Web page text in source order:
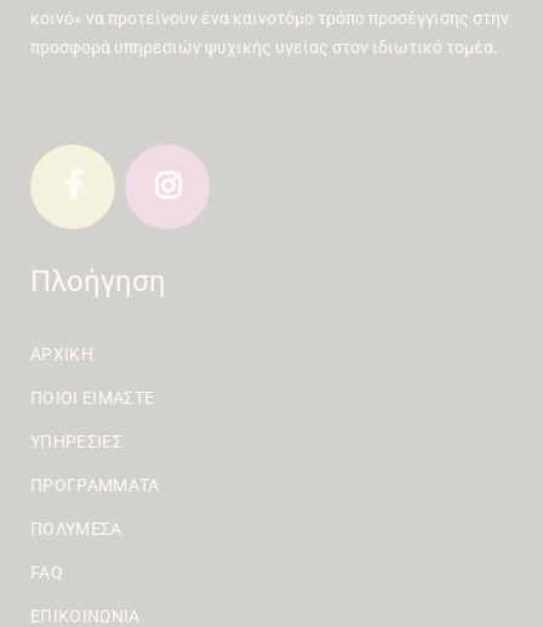
κοινό» να προτείνουν ένα καινοτόμο τρόπο προσέγγισης στην
προσφορά υπηρεσιών ψυχικής υγείας στον ιδιωτικό τομέα.
Πλοήγηση
ΑΡΧΙΚΉ
ΠΟΙΟΙ ΕΊΜΑΣΤΕ
ΥΠΗΡΕΣΊΕΣ
ΠΡΟΓΡΆΜΜΑΤΑ
ΠΟΛΥΜΈΣΑ
FAQ
ΕΠΙΚΟΙΝΩΝΊΑ